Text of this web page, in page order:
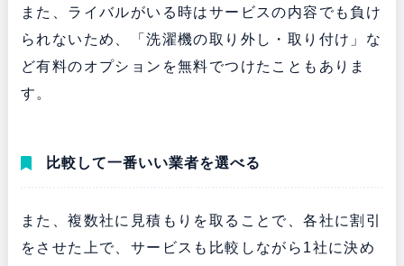
また、ライバルがいる時はサービスの内容でも負け
られないため、「洗濯機の取り外し・取り付け」な
ど有料のオプションを無料でつけたこともありま
す。
比較して一番いい業者を選べる
また、複数社に見積もりを取ることで、各社に割引
をさせた上で、サービスも比較しながら1社に決め